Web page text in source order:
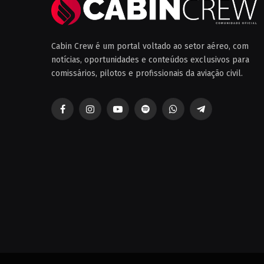
Cabin Crew é um portal voltado ao setor aéreo, com
notícias, oportunidades e conteúdos exclusivos para
comissários, pilotos e profissionais da aviação civil.
FacebookInstagramYouTubeSpotifyWhatsAppTelegrama